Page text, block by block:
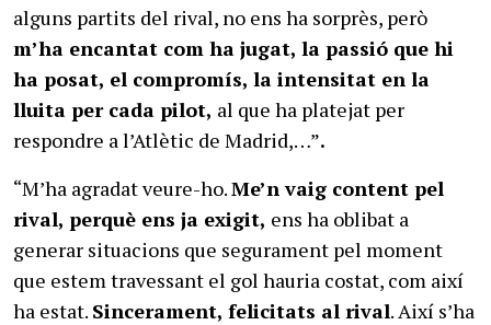
alguns partits del rival, no ens ha sorprès, però
m’ha encantat com ha jugat, la passió que hi
ha posat, el compromís, la intensitat en la
lluita per cada pilot, al que ha platejat per
respondre a l’Atlètic de Madrid,…”.
“M’ha agradat veure-ho.Me’n vaig content pel
rival, perquè ens ja exigit, ens ha oblibat a
generar situacions que segurament pel moment
que estem travessant el gol hauria costat, com així
ha estat. Sincerament, felicitats al rival. Així s’ha